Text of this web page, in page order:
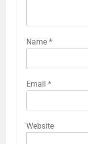
Name *
Email *
Website